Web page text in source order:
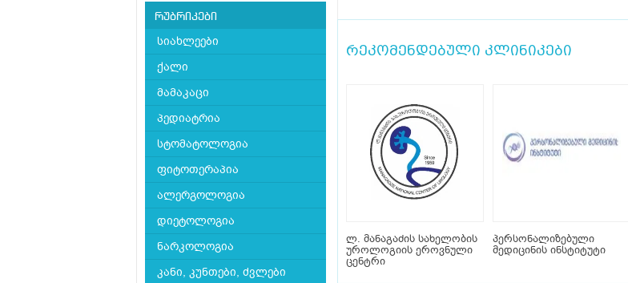
რუბრიკები
სიახლეები
ქალი
მამაკაცი
პედიატრია
სტომატოლოგია
ფიტოთერაპია
ალერგოლოგია
დიეტოლოგია
ნარკოლოგია
კანი, კუნთები, ძვლები
რეკომენდებული კლინიკები
ლ. მანაგაძის სახელობის
უროლოგიის ეროვნული
ცენტრი
პერსონალიზებული
მედიცინის ინსტიტუტი